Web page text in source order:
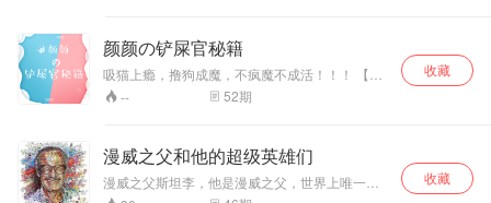
颜颜の铲屎官秘籍
吸猫上瘾，撸狗成魔，不疯魔不成活！！！ 【吸
猫撸狗】我们是认真的！ 专辑简介：为你分享猫
星人，汪星人的冷知识！ 期数：第一季·12期 内
识？ 第二期：关于狗狗你不知道的10个冷！知！
识？ 第三期：跟古人比【吸猫撸狗】你差远了！
第四期：这些书你都没有看过，还敢说你爱吸猫
撸狗？ 第五期：这些电影你都没有看过，还敢说
-- 52期
收藏
漫威之父和他的超级英雄们
漫威之父斯坦李，他是漫威之父，世界上唯一拥
有一个“宇宙”的人。他创造的超级英雄，曾是无数
收藏